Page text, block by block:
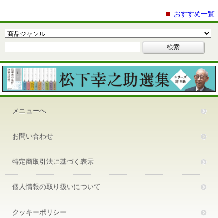
おすすめ一覧
メニューへ
お問い合わせ
特定商取引法に基づく表示
個人情報の取り扱いについて
クッキーポリシー